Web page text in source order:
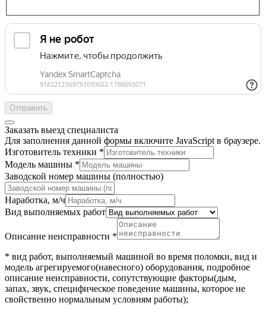
Отправить
Заказать выезд специалиста
Для заполнения данной формы включите JavaScript в браузере.
Изготовитель техники *
Модель машины *
Заводской номер машины (полностью)
Наработка, м/ч
Вид выполняемых работ
Описание неисправности *
* вид работ, выполняемый машиной во время поломки, вид и
модель агрегируемого(навесного) оборудования, подробное
описание неисправности, сопутствующие факторы(дым,
запах, звук, специфическое поведение машины, которое не
свойственно нормальным условиям работы);